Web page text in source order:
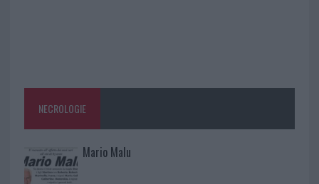
NECROLOGIE
Mario Malu